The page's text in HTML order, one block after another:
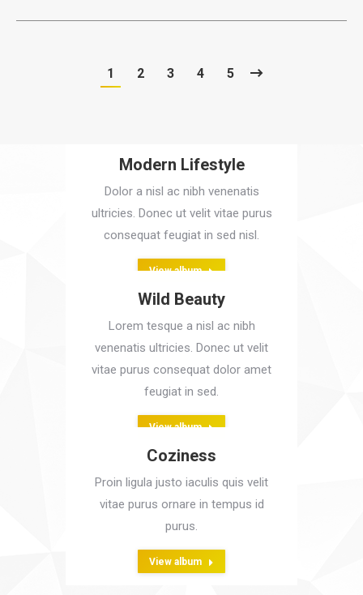
1 2 3 4 5
Modern Lifestyle
Dolor a nisl ac nibh venenatis
ultricies. Donec ut velit vitae purus
consequat feugiat in sed nisl.
View album
Wild Beauty
Lorem tesque a nisl ac nibh
venenatis ultricies. Donec ut velit
vitae purus consequat dolor amet
feugiat in sed.
View album
Coziness
Proin ligula justo iaculis quis velit
vitae purus ornare in tempus id
purus.
View album